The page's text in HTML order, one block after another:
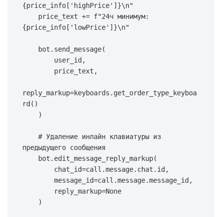
{price_info [ 'highPrice' ] }\n"
    price_text
+=
{price_info [ 'lowPrice' ] }\n"
    bot
. send_message(
        user_id
,
        price_text
,
reply_markup=keyboards . get_order_type_keyboa
rd ( )
)
# Удаление инлайн клавиатуры из
предыдущего сообщения
    bot
. edit_message_reply_markup(
        chat_id
=call .message. chat . id ,
        message_id
=call .message.message_id ,
        reply_markup
=None
)